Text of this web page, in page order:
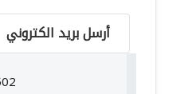
أرسل بريد الكتروني